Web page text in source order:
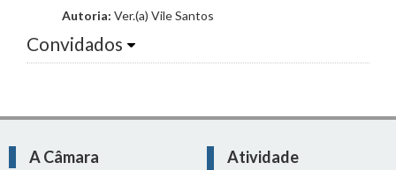
Autoria: Ver.(a) Vile Santos
Convidados
A Câmara
Atividade